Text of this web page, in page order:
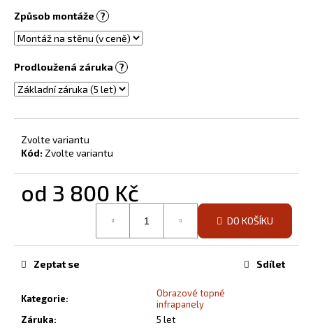
Způsob montáže ?
Prodloužená záruka ?
Zvolte variantu
Kód: Zvolte variantu
od 3 800 Kč
DO KOŠÍKU
Kategorie:
Obrazové topné
infrapanely
Záruka: 5 let
Zeptat se Sdílet
6
730
Kč